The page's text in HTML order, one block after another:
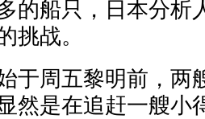
的船只，日本分析
挑战。
于周五黎明前，两
然是在追赶一艘小